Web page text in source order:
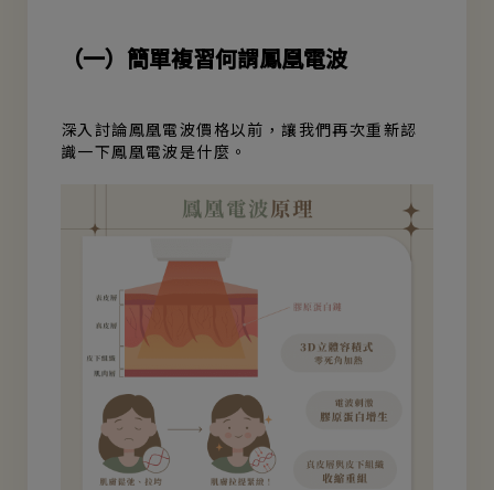
（一）簡單複習何謂鳳凰電波
深入討論鳳凰電波價格以前，讓我們再次重新認
識一下鳳凰電波是什麼。